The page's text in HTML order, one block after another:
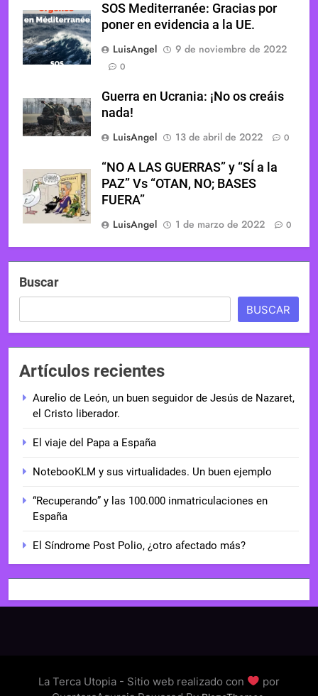
SOS Mediterranée: Gracias por
poner en evidencia a la UE.
LuisAngel
9 de noviembre de 2022
0
Guerra en Ucrania: ¡No os creáis
nada!
LuisAngel
13 de abril de 2022 0
“NO A LAS GUERRAS” y “SÍ a la
PAZ” Vs “OTAN, NO; BASES
FUERA”
LuisAngel
1 de marzo de 2022 0
Buscar
BUSCAR
Artículos recientes
Aurelio de León, un buen seguidor de Jesús de Nazaret,
el Cristo liberador.
El viaje del Papa a España
NotebooKLM y sus virtualidades. Un buen ejemplo
“Recuperando” y las 100.000 inmatriculaciones en
España
El Síndrome Post Polio, ¿otro afectado más?
La Terca Utopia - Sitio web realizado con
por